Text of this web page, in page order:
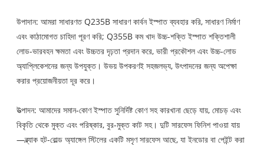
উপাদান: আমরা সাধারণত Q235B সাধারণ কার্বন ইস্পাত ব্যবহার করি, সাধারণ নির্মাণ
এবং কাঠামোগত চাহিদা পূরণ করি; Q355B কম খাদ উচ্চ-শক্তি ইস্পাত শক্তিশালী
লোড-ভারবহন ক্ষমতা এবং উচ্চতর দৃঢ়তা প্রদান করে, ভারী প্রকৌশল এবং উচ্চ-লোড
অ্যাপ্লিকেশনের জন্য উপযুক্ত। উভয় উপকরণই সহজলভ্য, উৎপাদনের জন্য অপেক্ষা
করার প্রয়োজনীয়তা দূর করে।
উত্পাদন: আমাদের সমান-কোণ ইস্পাত সুনির্দিষ্ট কোণ সহ কারখানা ছেড়ে যায়, মোচড় এবং
বিকৃতি থেকে মুক্ত এবং পরিষ্কার, বুর-মুক্ত কাট সহ। দুটি সারফেস ফিনিশ পাওয়া যায়
—ব্ল্যাক হট-রোল্ড অ্যাঙ্গেল স্টিলের একটি মসৃণ সারফেস আছে, যা ইনডোর বা পেইন্ট করা